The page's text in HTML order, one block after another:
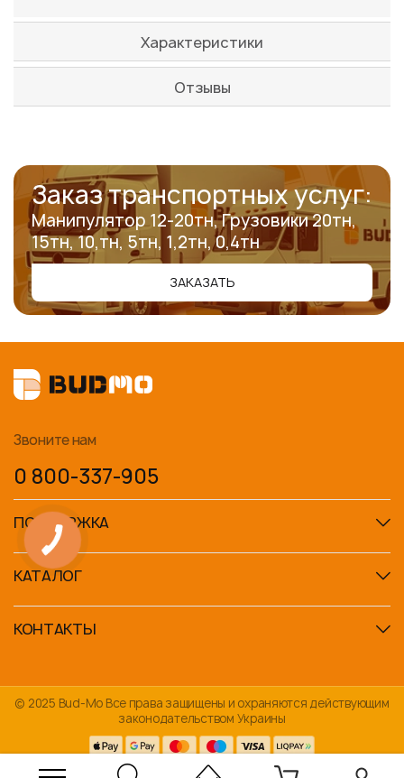
Характеристики
Отзывы
Заказ транспортных услуг:
Манипулятор 12-20тн, Грузовики 20тн,
15тн, 10,тн, 5тн, 1,2тн, 0,4тн
ЗАКАЗАТЬ
Звоните нам
0 800-337-905
ПОДДЕРЖКА
КАТАЛОГ
КОНТАКТЫ
© 2025 Bud-Mo Все права защищены и охраняются действующим
законодательством Украины